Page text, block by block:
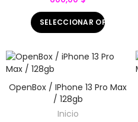
SELECCIONAR OPCIONES
OpenBox / IPhone 13 Pro Max
/ 128gb
Inicio